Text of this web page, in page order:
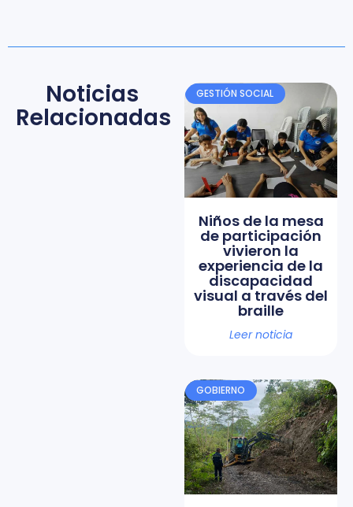
Noticias
Relacionadas
GESTIÓN SOCIAL
Niños de la mesa
de participación
vivieron la
experiencia de la
discapacidad
visual a través del
braille
Leer noticia
GOBIERNO